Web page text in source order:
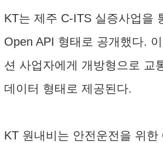
KT는 제주 C-ITS 실증사업을
Open API 형태로 공개했다.
션 사업자에게 개방형으로 교
데이터 형태로 제공된다.
KT 원내비는 안전운전을 위한